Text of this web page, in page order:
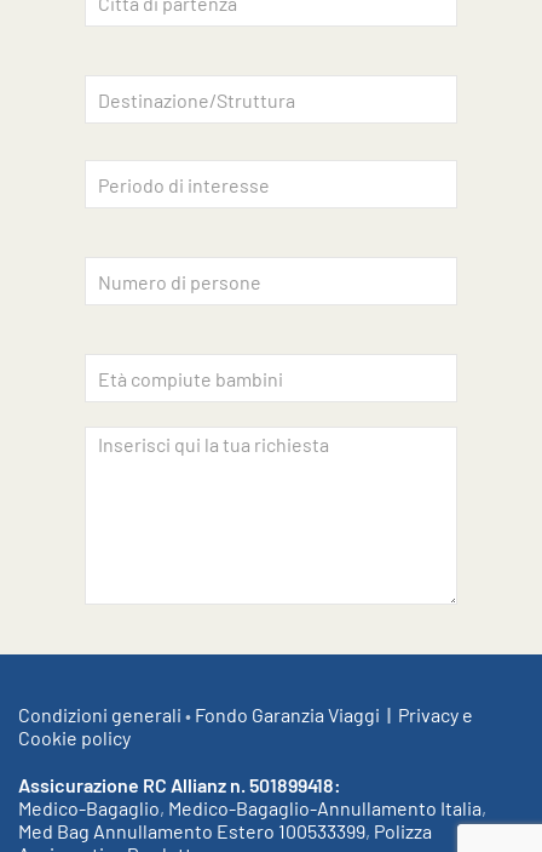
Condizioni generali • Fondo Garanzia Viaggi | Privacy e
Cookie policy
Assicurazione RC Allianz n. 501899418:
Medico-Bagaglio, Medico-Bagaglio-Annullamento Italia,
Med Bag Annullamento Estero 100533399, Polizza